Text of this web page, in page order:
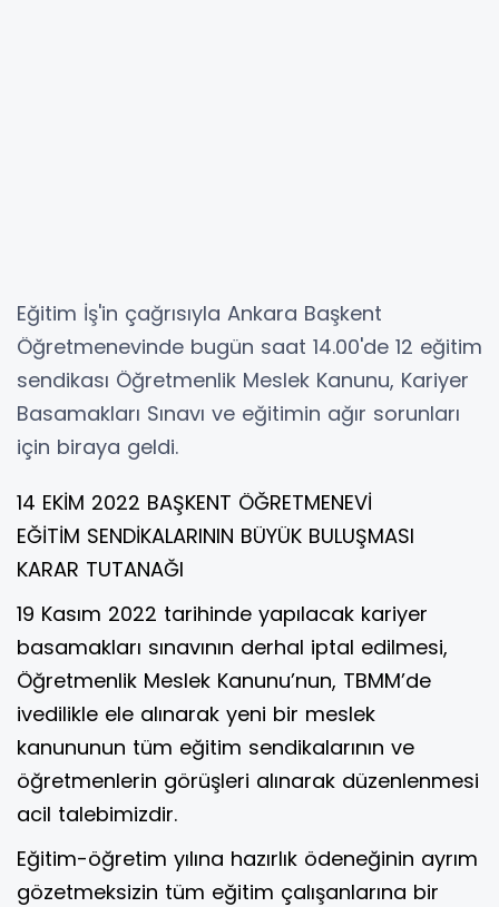
Eğitim İş'in çağrısıyla Ankara Başkent
Öğretmenevinde bugün saat 14.00'de 12 eğitim
sendikası Öğretmenlik Meslek Kanunu, Kariyer
Basamakları Sınavı ve eğitimin ağır sorunları
için biraya geldi.
14 EKİM 2022 BAŞKENT ÖĞRETMENEVİ
EĞİTİM SENDİKALARININ BÜYÜK BULUŞMASI
KARAR TUTANAĞI
19 Kasım 2022 tarihinde yapılacak kariyer
basamakları sınavının derhal iptal edilmesi,
Öğretmenlik Meslek Kanunu’nun, TBMM’de
ivedilikle ele alınarak yeni bir meslek
kanununun tüm eğitim sendikalarının ve
öğretmenlerin görüşleri alınarak düzenlenmesi
acil talebimizdir.
Eğitim-öğretim yılına hazırlık ödeneğinin ayrım
gözetmeksizin tüm eğitim çalışanlarına bir